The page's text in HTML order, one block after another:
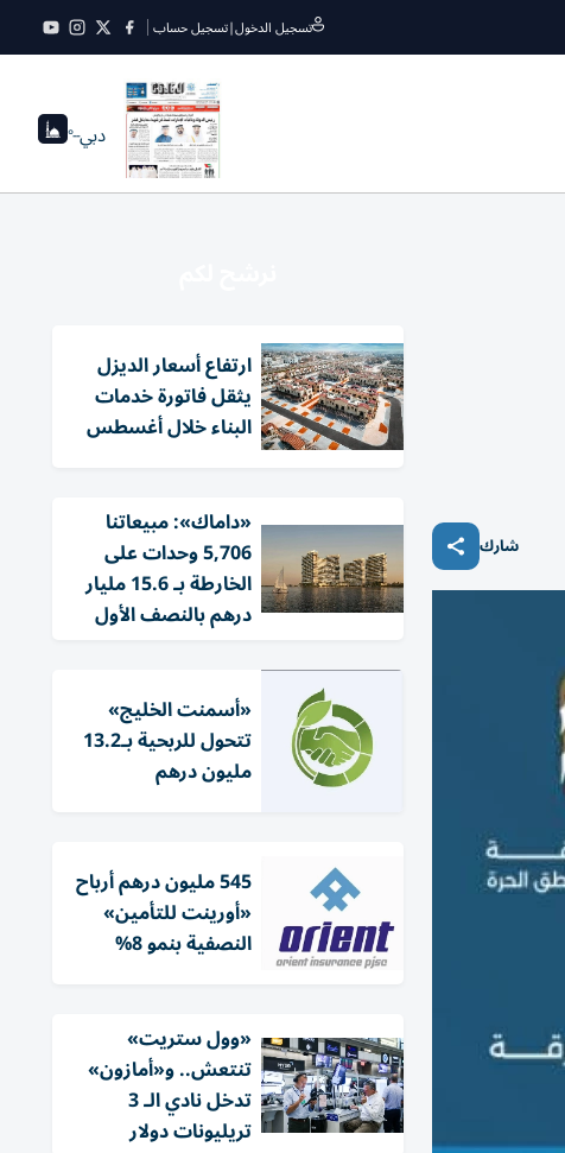
تسجيل الدخول|تسجيل حساب
دبي--°
شارك
ارتفاع أسعار الديزل
يثقل فاتورة خدمات
البناء خلال أغسطس
«داماك»: مبيعاتنا
5,706 وحدات على
الخارطة بـ 15.6 مليار
درهم بالنصف الأول
«أسمنت الخليج»
تتحول للربحية بـ13.2
مليون درهم
545 مليون درهم أرباح
«أورينت للتأمين»
النصفية بنمو 8%
«وول ستريت»
تنتعش.. و«أمازون»
تدخل نادي الـ 3
تريليونات دولار